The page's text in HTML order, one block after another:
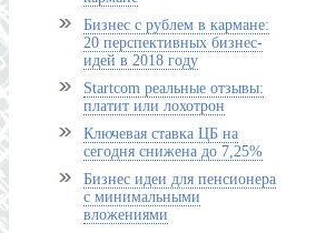
Бизнес с рублем в кармане:
20 перспективных бизнес-
идей в 2018 году
Startcom реальные отзывы:
платит или лохотрон
Ключевая ставка ЦБ на
сегодня снижена до 7,25%
Бизнес идеи для пенсионера
с минимальными
вложениями